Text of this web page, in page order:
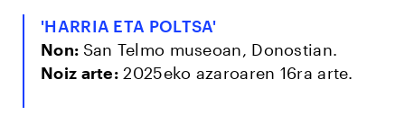
'HARRIA ETA POLTSA'
Non: San Telmo museoan, Donostian.
Noiz arte: 2025eko azaroaren 16ra arte.